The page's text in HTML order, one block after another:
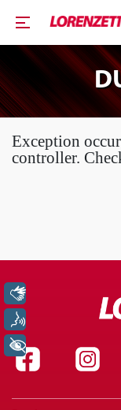
Exception
controller.
+